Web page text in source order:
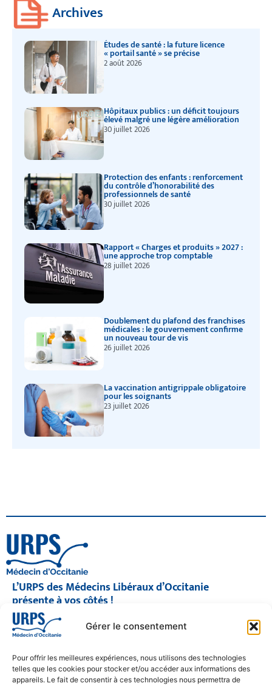
Gérer le consentement
Pour offrir les meilleures expériences, nous utilisons des technologies
telles que les cookies pour stocker et/ou accéder aux informations des
appareils. Le fait de consentir à ces technologies nous permettra de
Archives
Études de santé : la future licence
« portail santé » se précise
2 août 2026
Hôpitaux publics : un déficit toujours
élevé malgré une légère amélioration
30 juillet 2026
Protection des enfants : renforcement
du contrôle d’honorabilité des
professionnels de santé
30 juillet 2026
Rapport « Charges et produits » 2027 :
une approche trop comptable
28 juillet 2026
Doublement du plafond des franchises
médicales : le gouvernement confirme
un nouveau tour de vis
26 juillet 2026
La vaccination antigrippale obligatoire
pour les soignants
23 juillet 2026
L’URPS des Médecins Libéraux d’Occitanie
présente à vos côtés !
© 2026 URPS médecin d'Occitanie
Siège social : 1300 Avenue Albert Einstein, 34000 Montpellier
05 61 15 80 90
Accueil : Lundi au Vendredi | 08h30 – 17h30